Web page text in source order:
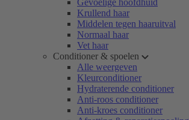
Gevoelige hoofdhuid
Krullend haar
Middelen tegen haaruitval
Normaal haar
Vet haar
Conditioner & spoelen
Alle weergeven
Kleurconditioner
Hydraterende conditioner
Anti-roos conditioner
Anti-kroes conditioner